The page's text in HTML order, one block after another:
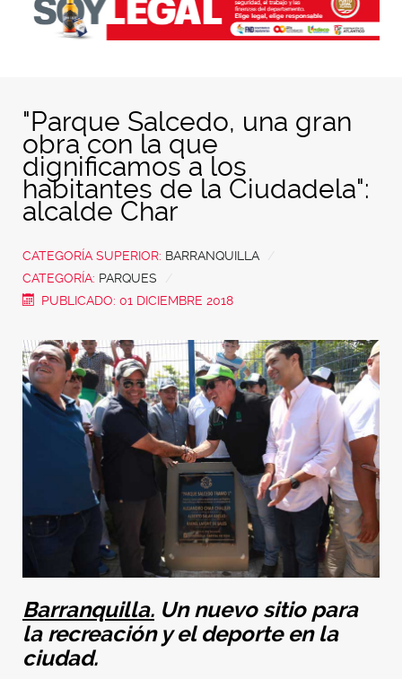
"Parque Salcedo, una gran
obra con la que
dignificamos a los
habitantes de la Ciudadela":
alcalde Char
CATEGORÍA SUPERIOR: BARRANQUILLA
CATEGORÍA: PARQUES
PUBLICADO: 01 DICIEMBRE 2018
Barranquilla. Un nuevo sitio para
la recreación y el deporte en la
ciudad.